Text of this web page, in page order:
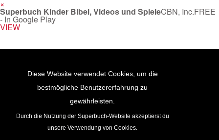
×
Superbuch Kinder Bibel, Videos und SpieleCBN, Inc.FREE
- In Google Play
VIEW
Diese Website verwendet Cookies, um die
bestmögliche Benutzererfahrung zu
gewährleisten.
Durch die Nutzung der Superbuch-Website akzeptierst du
unsere Verwendung von Cookies.